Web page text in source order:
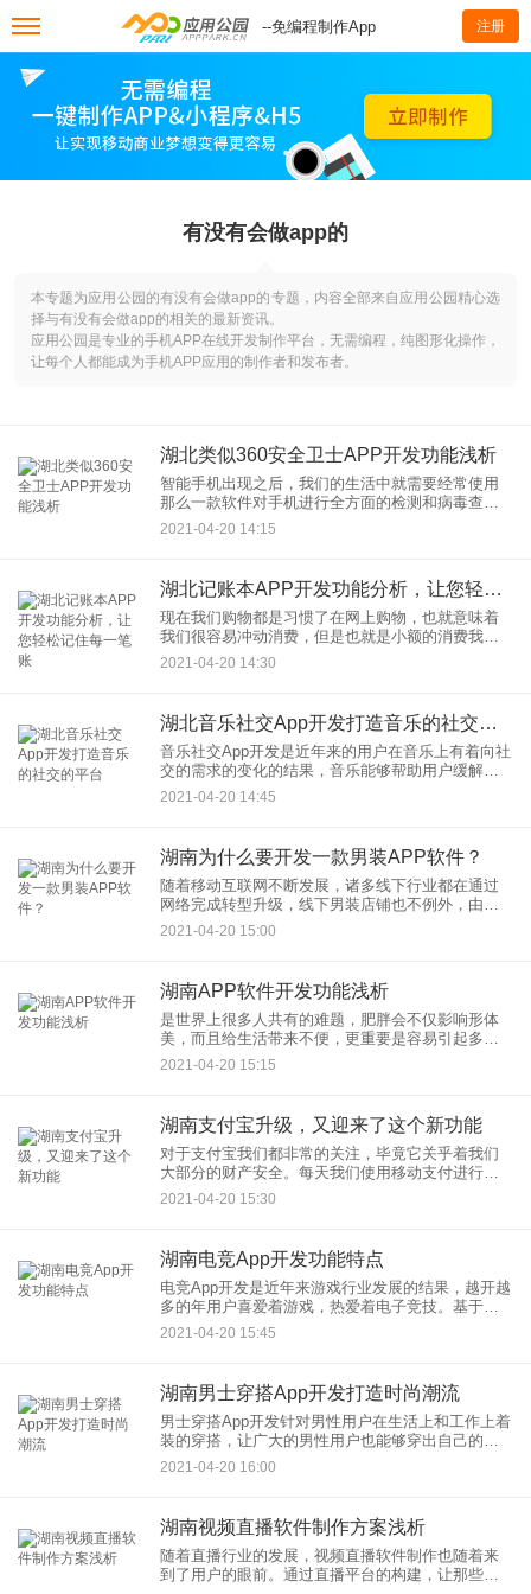
--免编程制作App 注册
有没有会做app的
本专题为应用公园的有没有会做app的专题，内容全部来自应用公园精心选
择与有没有会做app的相关的最新资讯。
应用公园是专业的手机APP在线开发制作平台，无需编程，纯图形化操作，
让每个人都能成为手机APP应用的制作者和发布者。
湖北类似360安全卫士APP开发功能浅析
智能手机出现之后，我们的生活中就需要经常使用
那么一款软件对手机进行全方面的检测和病毒查
杀，它就是360安全卫士APP。开发类似360安全卫
士APP软件，需要花费一定的时间，毕竟这款软件
2021-04-20 14:15
湖北记账本APP开发功能分析，让您轻松记住每一笔账
现在我们购物都是习惯了在网上购物，也就意味着
我们很容易冲动消费，但是也就是小额的消费我们
可以轻易付账，但小额消费慢慢地累积到较后也会
变成大额的消费，正所谓细水长流，不积跬步无以
2021-04-20 14:30
湖北音乐社交App开发打造音乐的社交的平台
音乐社交App开发是近年来的用户在音乐上有着向社
交的需求的变化的结果，音乐能够帮助用户缓解情
绪，放松用户的心情。通过音乐带来的感觉，产生
的共鸣，用户可以在音乐上写下自己的评论，写下
2021-04-20 14:45
湖南为什么要开发一款男装APP软件？
随着移动互联网不断发展，诸多线下行业都在通过
网络完成转型升级，线下男装店铺也不例外，由于
社会环境影响，男性用户对于自身的穿着没有太大
讲究，这也导致了线下男装店铺要想获取更多客源
2021-04-20 15:00
湖南APP软件开发功能浅析
是世界上很多人共有的难题，肥胖会不仅影响形体
美，而且给生活带来不便，更重要是容易引起多种
并发症，加速衰老和死亡。有人说过肥胖是疾病的
先兆、衰老的信号。因此在我们的生活中，维持一
2021-04-20 15:15
湖南支付宝升级，又迎来了这个新功能
对于支付宝我们都非常的关注，毕竟它关乎着我们
大部分的财产安全。每天我们使用移动支付进行生
活上的各种的购物消费的支付。以前我们在支付宝
转账的时候，转错了就不能要回来了，只鞥通过和
2021-04-20 15:30
湖南电竞App开发功能特点
电竞App开发是近年来游戏行业发展的结果，越开越
多的年用户喜爱着游戏，热爱着电子竞技。基于市
场的需求和用户的喜爱，电竞App也就出现在了用户
的眼前，为用户们提供方便快捷的电竞服务资讯。
2021-04-20 15:45
湖南男士穿搭App开发打造时尚潮流
男士穿搭App开发针对男性用户在生活上和工作上着
装的穿搭，让广大的男性用户也能够穿出自己的时
尚，穿出自己的风格。虽然比起男性，女性更需要
的打扮，但是男性在生活中同样的也需要打扮，不
2021-04-20 16:00
湖南视频直播软件制作方案浅析
随着直播行业的发展，视频直播软件制作也随着来
到了用户的眼前。通过直播平台的构建，让那些有